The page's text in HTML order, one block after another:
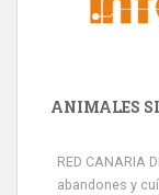
ANIMALES
RED CANARIA
abandones y